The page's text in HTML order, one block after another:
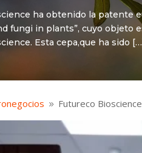
ha obtenido la patente
fungi in plants”, cuyo objeto
Esta cepa,que ha sido
9 Futureco